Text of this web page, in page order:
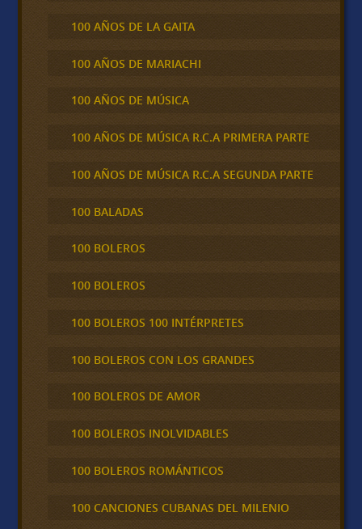
100 AÑOS DE LA GAITA
100 AÑOS DE MARIACHI
100 AÑOS DE MÚSICA
100 AÑOS DE MÚSICA R.C.A PRIMERA PARTE
100 AÑOS DE MÚSICA R.C.A SEGUNDA PARTE
100 BALADAS
100 BOLEROS
100 BOLEROS
100 BOLEROS 100 INTÉRPRETES
100 BOLEROS CON LOS GRANDES
100 BOLEROS DE AMOR
100 BOLEROS INOLVIDABLES
100 BOLEROS ROMÁNTICOS
100 CANCIONES CUBANAS DEL MILENIO